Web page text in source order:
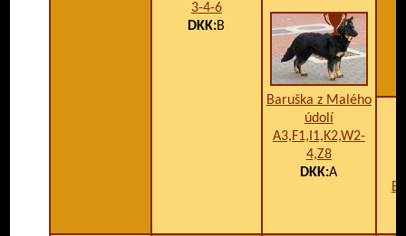
3-4-6
DKK:B
Baruška z Malého
údolí
A3,F1,I1,K2,W2-
4,Z8
DKK:A